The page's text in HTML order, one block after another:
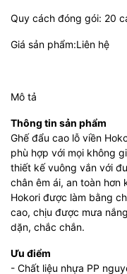
Quy cách đóng gói: 20
Giá sản phẩm:Liên hệ
Mô tả
Thông tin sản phẩm
Ghế đẩu cao lỗ viền
phù hợp với mọi không
thiết kế vuông vắn với
chân êm ái, an toàn hơn
Hokori được làm bằng
cao, chịu được mưa
dặn, chắc chắn.
Ưu điểm
- Chất liệu nhựa PP